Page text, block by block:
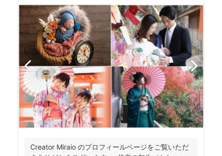
Creator Miraio のプロフィールページをご覧いただ